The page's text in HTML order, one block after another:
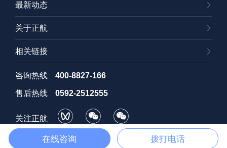
最新动态
关于正航
相关链接
咨询热线 400-8827-166
售后热线 0592-2512555
关注正航
视频号 订阅号 招聘号
Copyright © 2025 厦门正航软件科技有限公司闽ICP备07503768号-1
在线咨询 拨打电话